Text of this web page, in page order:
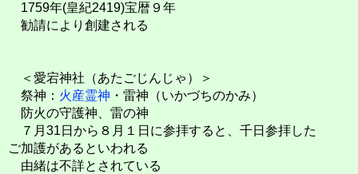
1759年(皇紀2419)宝暦９年
勧請により創建される
＜愛宕神社（あたごじんじゃ）＞
祭神： 火産霊神 ・雷神（いかづちのかみ）
防火の守護神、雷の神
７月31日から８月１日に参拝すると、千日参拝した
ご加護があるといわれる
由緒は不詳とされている